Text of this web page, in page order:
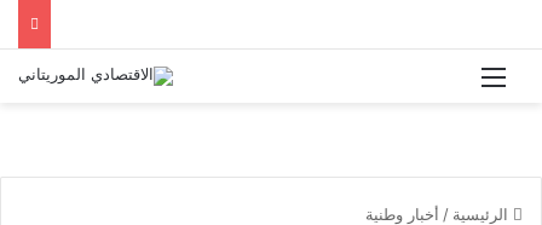
القائمة
الرئيسية / أخبار وطنية